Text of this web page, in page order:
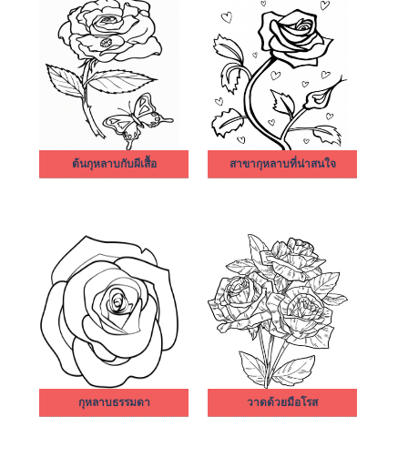
ต้นกุหลาบกับผีเสื้อ สาขากุหลาบที่น่าสนใจ
กุหลาบธรรมดา วาดด้วยมือโรส